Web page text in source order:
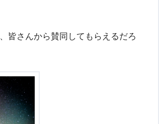
皆さんから賛同してもらえるだろ